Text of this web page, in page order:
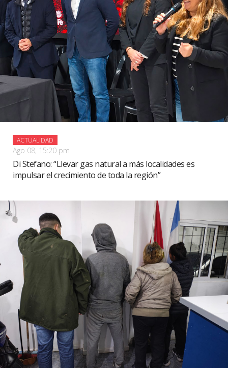
ACTUALIDAD
Ago 08, 15:20 pm
Di Stefano: “Llevar gas natural a más localidades es
impulsar el crecimiento de toda la región”